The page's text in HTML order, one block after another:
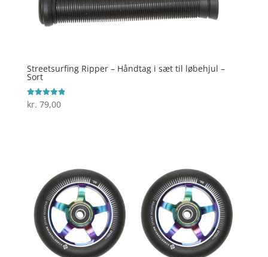
Streetsurfing Ripper – Håndtag i sæt til løbehjul –
Sort
Vurderet
4.9
kr. 79,00